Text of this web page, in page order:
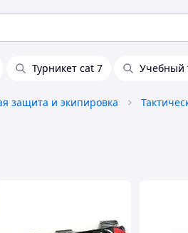
Турникет cat 7 Учебный
защита и экипировка